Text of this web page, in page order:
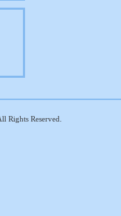
Rights Reserved.